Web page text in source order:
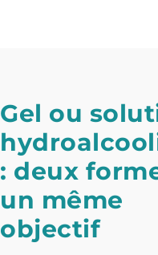
Gel ou
: deux
un même
objectif